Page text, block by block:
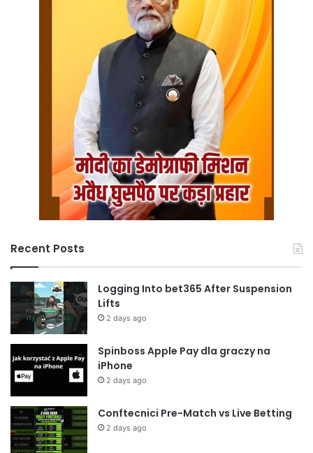
Recent Posts
Logging Into bet365 After Suspension
Lifts
2 days ago
Spinboss Apple Pay dla graczy na
iPhone
2 days ago
Conftecnici Pre-Match vs Live Betting
2 days ago